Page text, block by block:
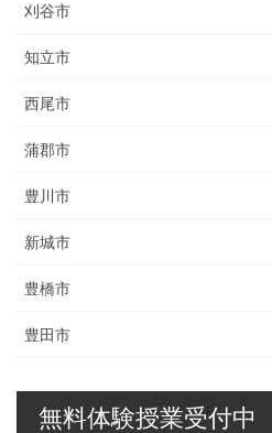
刈谷市
知立市
西尾市
蒲郡市
豊川市
新城市
豊橋市
豊田市
無料体験授業受付中